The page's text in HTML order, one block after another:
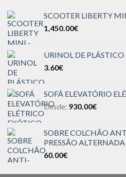
SCOOTER LIBERTY
1,450.00€
URINOL DE
3.60€
SOFÁ ELEVATÓRIO
Desde: 930.00€
SOBRE COLCHÃO
PRESSÃO ALTERNADA
60.00€